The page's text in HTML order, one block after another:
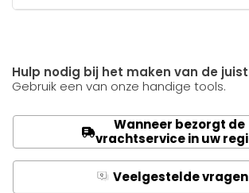
Hulp nodig bij het maken van de
Gebruik een van onze handige tools.
Wanneer bezorgt de
vrachtservice in uw
Q Veelgestelde vragen